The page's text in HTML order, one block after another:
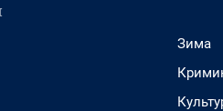
Зима